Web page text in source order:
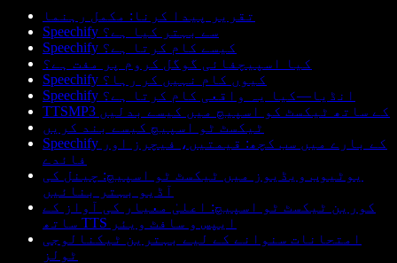
تقریر پیدا کرنا: مکمل رہنما
Speechify سے بہتر کیا ہے؟
Speechify کیسے کام کرتا ہے؟
کیا اسپیچفائی گوگل کروم پر مفت ہے؟
Speechify کیوں کام نہیں کر رہا؟
Speechify انڈیا—کیا یہ واقعی کام کرتا ہے؟
TTSMP3 کے ساتھ ٹیکسٹ کو اسپیچ میں کیسے بدلیں
ٹیکسٹ ٹو اسپیچ کیسے بند کریں
Speechify کے بارے میں سب کچھ: قیمتیں، فیچرز اور
فائدے
یوٹیوب ویڈیوز میں ٹیکسٹ ٹو اسپیچ: چینل کی
آڈیو بہتر بنائیں
کورین ٹیکسٹ ٹو اسپیچ: اعلیٰ معیار کی آواز کے
ساتھ TTS ایپس و سافٹ ویئر
امتحانات سنوانے کے لیے بہترین ٹیکنالوجی
ٹولز